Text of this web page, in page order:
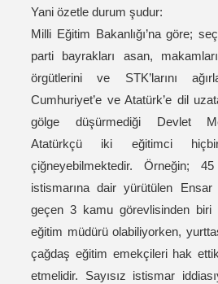
Yani özetle durum şudur:
Milli Eğitim Bakanlığı’na göre;
parti bayrakları asan,
örgütlerini ve STK’larını
Cumhuriyet’e ve Atatürk’e dil
gölge düşürmediği Devlet
Atatürkçü iki eğitimci
çiğneyebilmektedir. Örneğin;
istismarına dair yürütülen Ensar
geçen 3 kamu görevlisinden
eğitim müdürü olabiliyorken,
çağdaş eğitim emekçileri hak
etmelidir. Sayısız istismar